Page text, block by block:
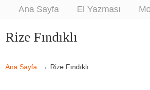
Ana Sayfa El Yazması
Navigation
Rize Fındıklı
Ana Sayfa → Rize Fındıklı